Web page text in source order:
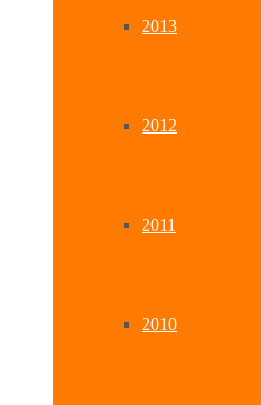
2013
2012
2011
2010